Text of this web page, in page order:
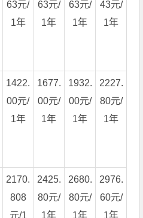
63元/
1年
63元/
1年
63元/
1年
43元/
1年
1422.
00元/
1年
1677.
00元/
1年
1932.
00元/
1年
2227.
80元/
1年
2170.
808
元/1
2425.
80元/
1年
2680.
80元/
1年
2976.
60元/
1年